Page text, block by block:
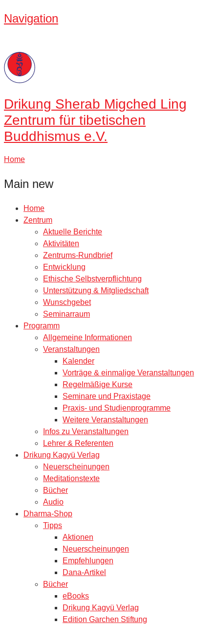
Navigation
Drikung Sherab Migched Ling
Zentrum für tibetischen
Buddhismus e.V.
Home
Main new
Home
Zentrum
Aktuelle Berichte
Aktivitäten
Zentrums-Rundbrief
Entwicklung
Ethische Selbstverpflichtung
Unterstützung & Mitgliedschaft
Wunschgebet
Seminarraum
Programm
Allgemeine Informationen
Veranstaltungen
Kalender
Vorträge & einmalige Veranstaltungen
Regelmäßige Kurse
Seminare und Praxistage
Praxis- und Studienprogramme
Weitere Veranstaltungen
Infos zu Veranstaltungen
Lehrer & Referenten
Drikung Kagyü Verlag
Neuerscheinungen
Meditationstexte
Bücher
Audio
Dharma-Shop
Tipps
Aktionen
Neuerscheinungen
Empfehlungen
Dana-Artikel
Bücher
eBooks
Drikung Kagyü Verlag
Edition Garchen Stiftung